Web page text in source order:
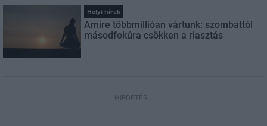
Helyi hírek
Amire többmillióan vártunk: szombattól
másodfokúra csökken a riasztás
HIRDETÉS